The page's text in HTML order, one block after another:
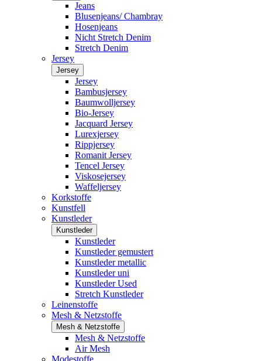
Jeans
Blusenjeans/ Chambray
Hosenjeans
Nicht Stretch Denim
Stretch Denim
Jersey
Jersey
Jersey
Bambusjersey
Baumwolljersey
Bio-Jersey
Jacquard Jersey
Lurexjersey
Rippjersey
Romanit Jersey
Tencel Jersey
Viskosejersey
Waffeljersey
Korkstoffe
Kunstfell
Kunstleder
Kunstleder
Kunstleder
Kunstleder gemustert
Kunstleder metallic
Kunstleder uni
Kunstleder Used
Stretch Kunstleder
Leinenstoffe
Mesh & Netzstoffe
Mesh & Netzstoffe
Mesh & Netzstoffe
Air Mesh
Modestoffe